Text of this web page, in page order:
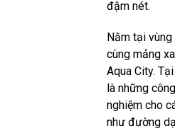
đậm nét.
Nằm tại
cùng mảng
Aqua City.
là những
nghiệm cho
như đường